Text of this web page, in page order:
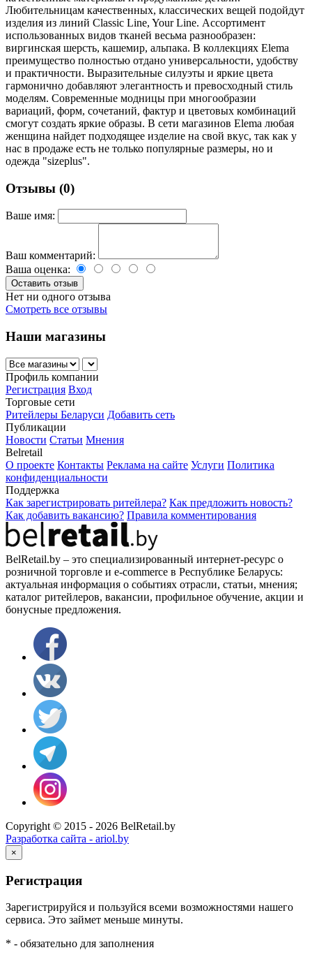
Любительницам качественных, классических вещей подойдут
изделия из линий Classic Line, Your Line. Ассортимент
использованных видов тканей весьма разнообразен:
виргинская шерсть, кашемир, альпака. В коллекциях Elema
преимущество полностью отдано универсальности, удобству
и практичности. Выразительные силуэты и яркие цвета
гармонично добавляют элегантность и превосходный стиль
моделям. Современные модницы при многообразии
вариаций, форм, сочетаний, фактур и цветовых комбинаций
смогут создать яркие образы. В сети магазинов Elema любая
женщина найдет подходящее изделие на свой вкус, так как у
нас в продаже есть не только популярные размеры, но и
одежда "sizeplus".
Отзывы (0)
Ваше имя:
Ваш комментарий:
Ваша оценка:
Нет ни одного отзыва
Смотреть все отзывы
Наши магазины
Профиль компании
Регистрация Вход
Торговые сети
Ритейлеры Беларуси Добавить сеть
Публикации
Новости Статьи Мнения
Belretail
О проекте Контакты Реклама на сайте Услуги Политика
конфиденциальности
Поддержка
Как зарегистрировать ритейлера? Как предложить новость?
Как добавить вакансию? Правила комментирования
BelRetail.by – это специализированный интернет-ресурс о
розничной торговле и e-commerce в Республике Беларусь:
актуальная информация о событиях отрасли, статьи, мнения;
каталог ритейлеров, вакансии, профильное обучение, акции и
бонусные предложения.
Copyright © 2015 - 2026 BelRetail.by
Разработка сайта - ariol.by
×
Регистрация
Зарегистрируйся и пользуйся всеми возможностями нашего
сервиса. Это займет меньше минуты.
* - обязательно для заполнения